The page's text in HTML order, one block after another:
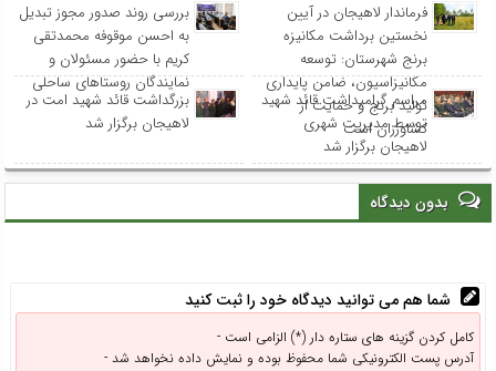
فرماندار لاهیجان در آیین
نخستین برداشت مکانیزه
برنج شهرستان: توسعه
مکانیزاسیون، ضامن پایداری
تولید برنج و حمایت از
کشاورزان است
بررسی روند صدور مجوز تبدیل
به احسن موقوفه محمدتقی
کریم با حضور مسئولان و
نمایندگان روستاهای ساحلی
مراسم گرامیداشت قائد شهید
توسط مدیریت شهری
لاهیجان برگزار شد
بزرگداشت قائد شهید امت در
لاهیجان برگزار شد
بدون دیدگاه
شما هم می توانید دیدگاه خود را ثبت کنید
کامل کردن گزینه های ستاره دار (*) الزامی است -
آدرس پست الکترونیکی شما محفوظ بوده و نمایش داده نخواهد شد -